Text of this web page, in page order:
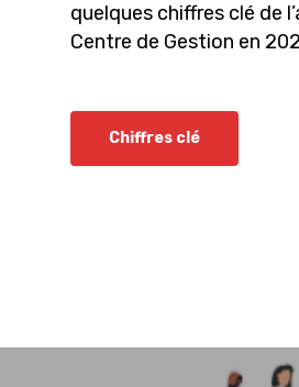
quelques chiffres clé de
Centre de Gestion en
Chiffres clé